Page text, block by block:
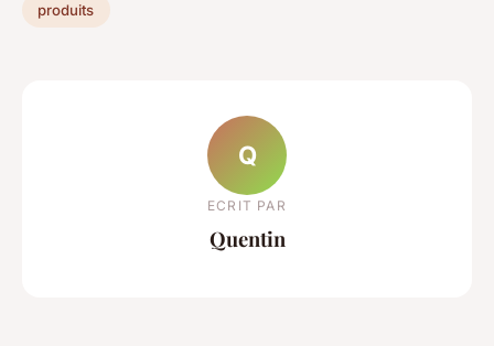
produits
Q
ECRIT PAR
Quentin